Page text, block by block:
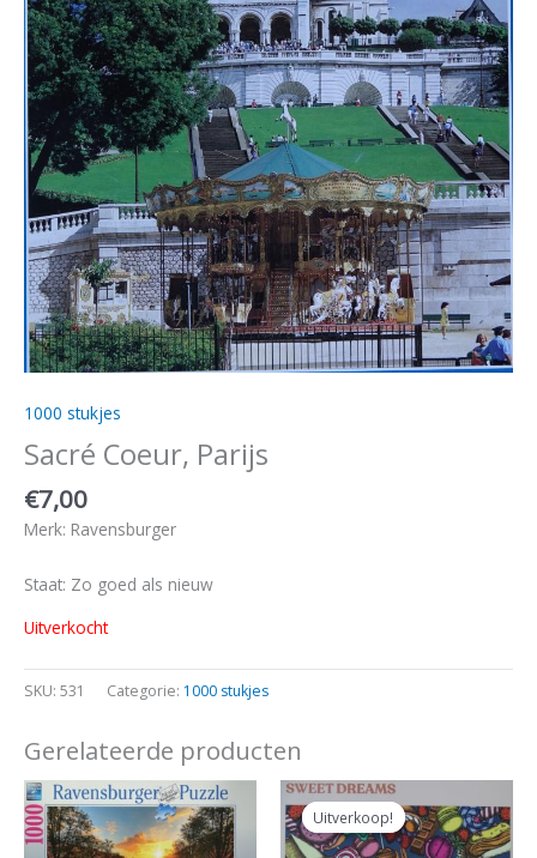
1000 stukjes
Sacré Coeur, Parijs
€7,00
Merk: Ravensburger
Staat: Zo goed als nieuw
Uitverkocht
SKU: 531 Categorie: 1000 stukjes
Gerelateerde producten
Uitverkoop!
Uitverkoop!
Oorspronkelijke
prijs
was:
€14,00.
Huidige
prijs
is:
€12,50.